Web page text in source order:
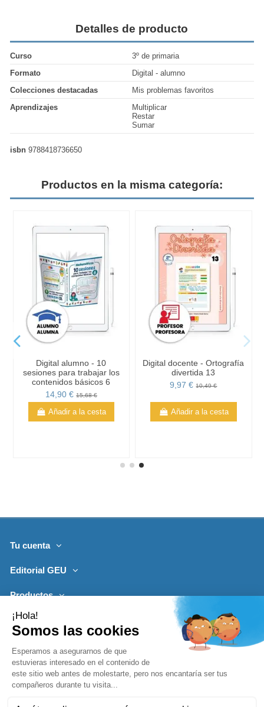
Detalles de producto
Curso
3º de primaria
Formato
Digital - alumno
Colecciones destacadas
Mis problemas favoritos
Aprendizajes
Multiplicar
Restar
Sumar
isbn 9788418736650
Productos en la misma categoría:
Digital alumno - 10
sesiones para trabajar los
contenidos básicos 6
14,90 € 15,68 €
Añadir a la cesta
Digital docente - Ortografía
divertida 13
9,97 €10,49 €
Añadir a la cesta
Tu cuenta
Editorial GEU
Productos
Lo más leído
Síguenos